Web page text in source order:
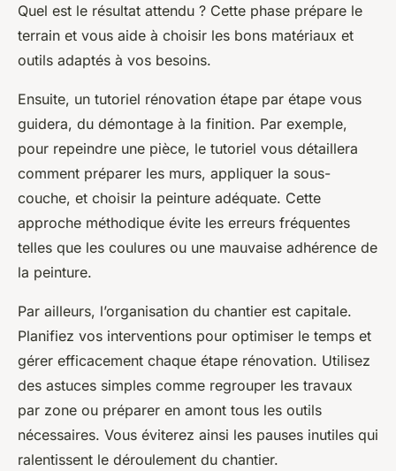
Quel est le résultat attendu ? Cette phase prépare le
terrain et vous aide à choisir les bons matériaux et
outils adaptés à vos besoins.
Ensuite, un tutoriel rénovation étape par étape vous
guidera, du démontage à la finition. Par exemple,
pour repeindre une pièce, le tutoriel vous détaillera
comment préparer les murs, appliquer la sous-
couche, et choisir la peinture adéquate. Cette
approche méthodique évite les erreurs fréquentes
telles que les coulures ou une mauvaise adhérence de
la peinture.
Par ailleurs, l’organisation du chantier est capitale.
Planifiez vos interventions pour optimiser le temps et
gérer efficacement chaque étape rénovation. Utilisez
des astuces simples comme regrouper les travaux
par zone ou préparer en amont tous les outils
nécessaires. Vous éviterez ainsi les pauses inutiles qui
ralentissent le déroulement du chantier.